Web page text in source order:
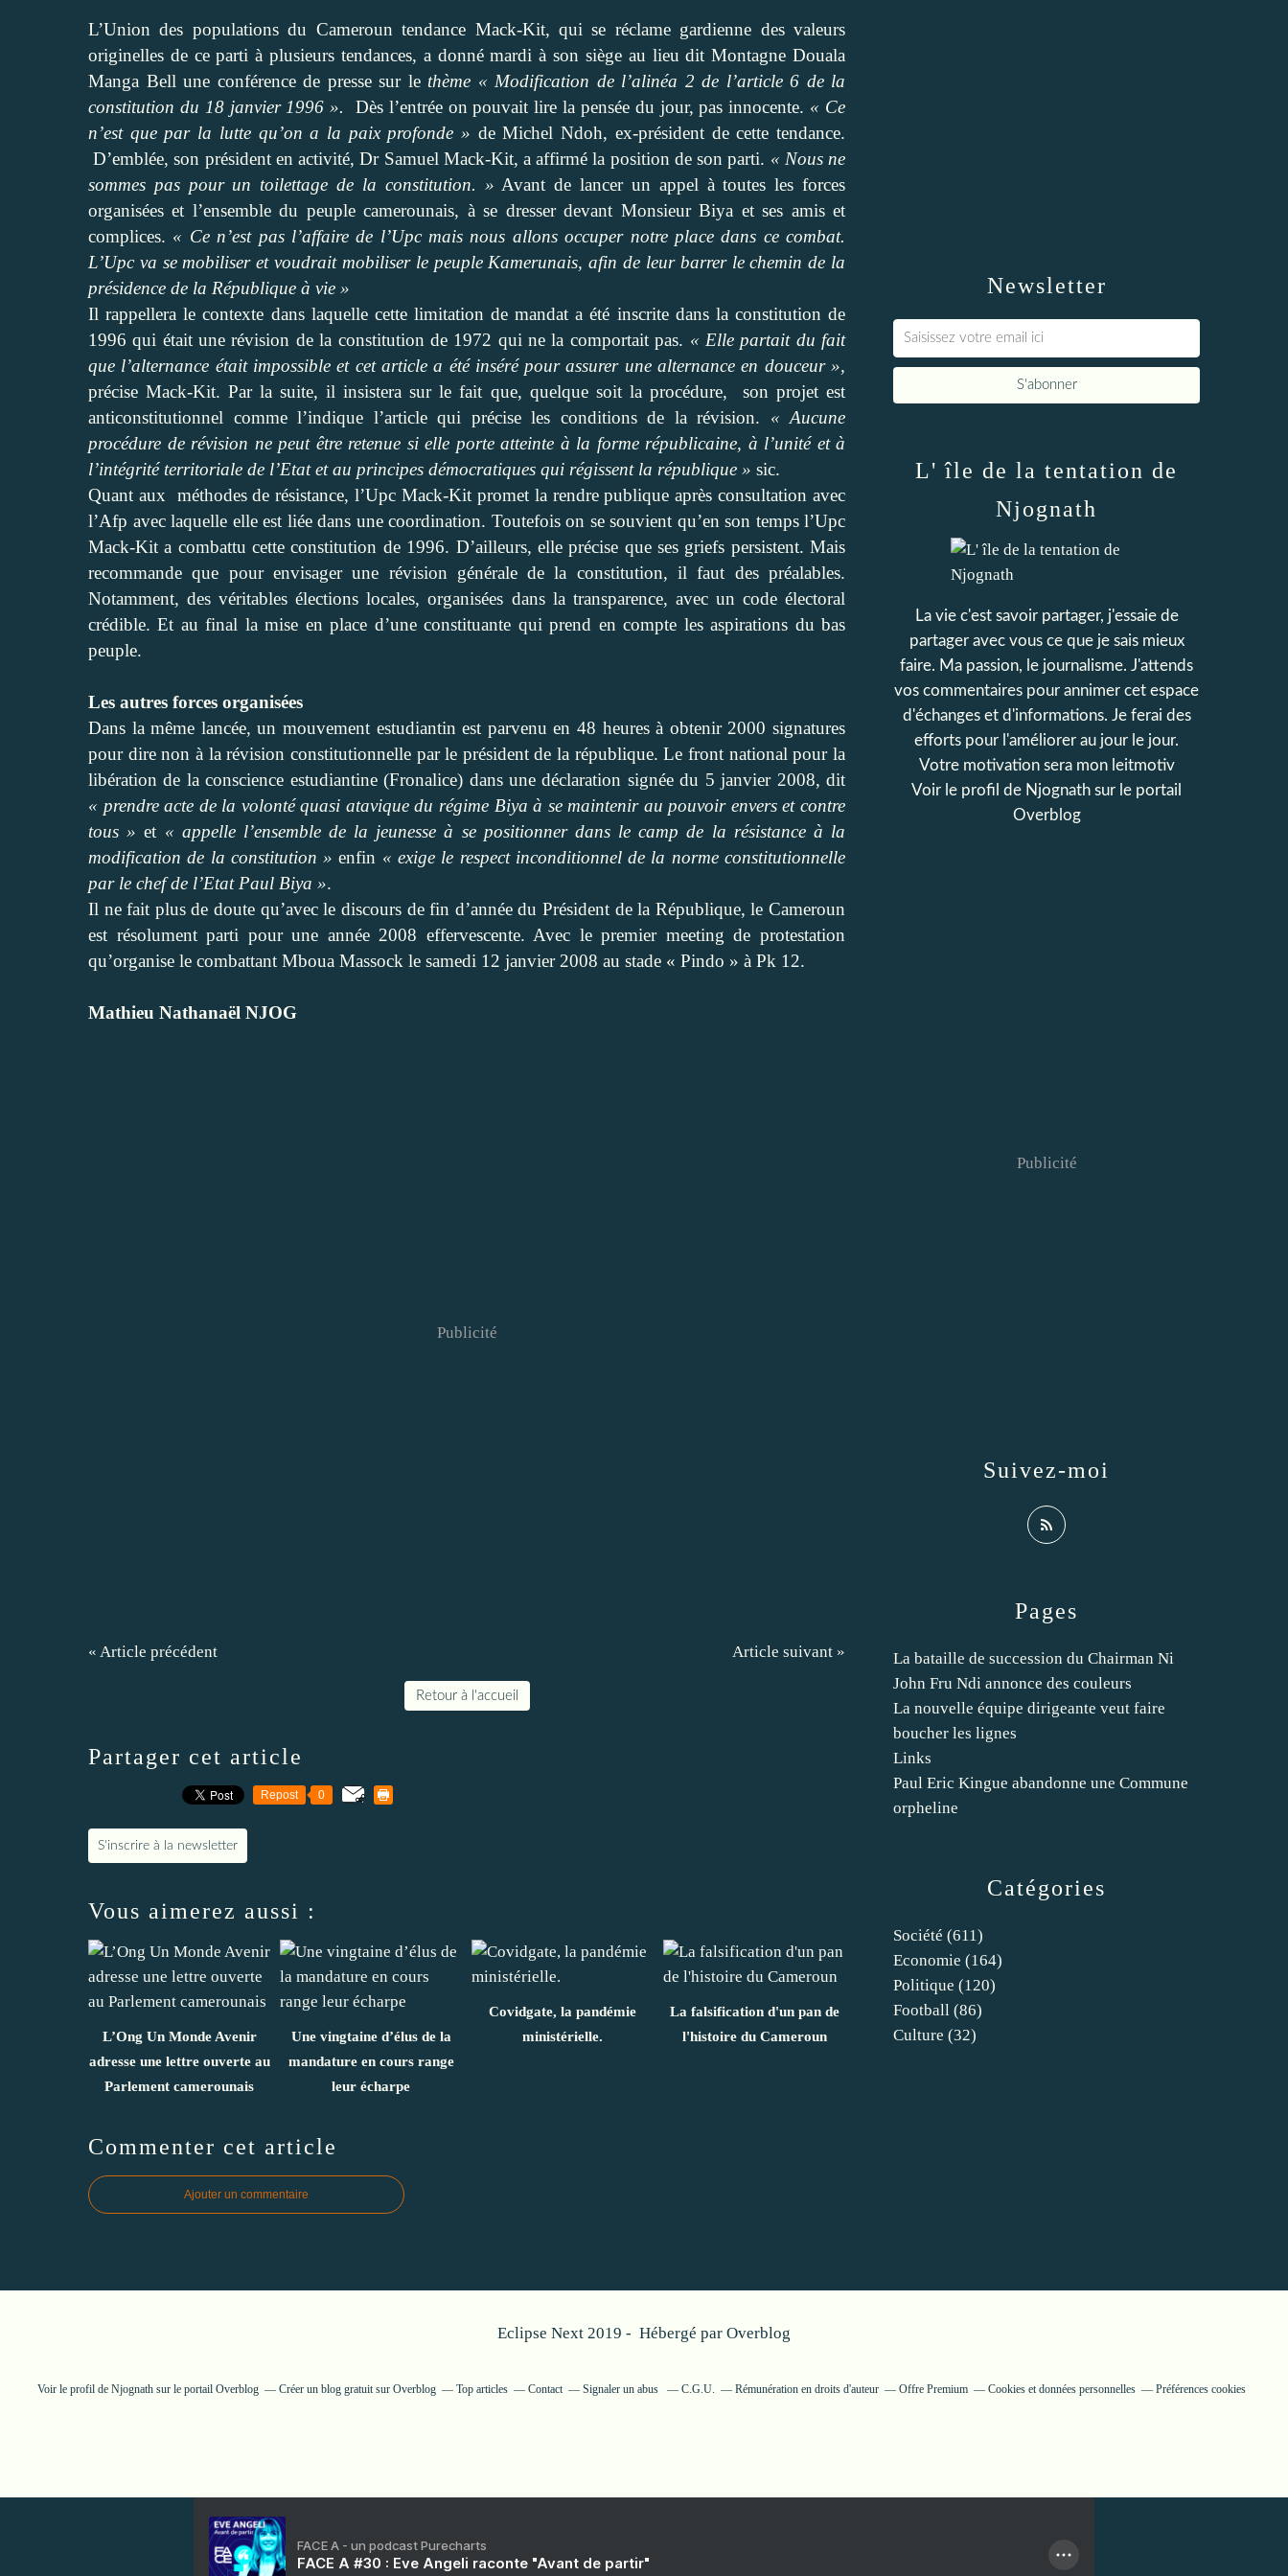
L’Union des populations du Cameroun tendance Mack-Kit, qui se réclame gardienne des valeurs
originelles de ce parti à plusieurs tendances, a donné mardi à son siège au lieu dit Montagne Douala
Manga Bell une conférence de presse sur le thème « Modification de l’alinéa 2 de l’article 6 de la
constitution du 18 janvier 1996 ».
Dès l’entrée on pouvait lire la pensée du jour, pas innocente. « Ce
n’est que par la lutte qu’on a la paix profonde » de Michel Ndoh, ex-président de cette tendance.
D’emblée, son président en activité, Dr Samuel Mack-Kit, a affirmé la position de son parti. « Nous ne
sommes pas pour un toilettage de la constitution. » Avant de lancer un appel à toutes les forces
organisées et l’ensemble du peuple camerounais, à se dresser devant Monsieur Biya et ses amis et
complices. « Ce n’est pas l’affaire de l’Upc mais nous allons occuper notre place dans ce combat.
L’Upc va se mobiliser et voudrait mobiliser le peuple Kamerunais, afin de leur barrer le chemin de la
présidence de la République à vie »
Il rappellera le contexte dans laquelle cette limitation de mandat a été inscrite dans la constitution de
1996 qui était une révision de la constitution de 1972 qui ne la comportait pas. « Elle partait du fait
que l’alternance était impossible et cet article a été inséré pour assurer une alternance en douceur »,
précise Mack-Kit. Par la suite, il insistera sur le fait que, quelque soit la procédure,
son projet est
anticonstitutionnel comme l’indique l’article qui précise les conditions de la révision. « Aucune
procédure de révision ne peut être retenue si elle porte atteinte à la forme républicaine, à l’unité et à
l’intégrité territoriale de l’Etat et au principes démocratiques qui régissent la république » sic.
Quant aux
méthodes de résistance, l’Upc Mack-Kit promet la rendre publique après consultation avec
l’Afp avec laquelle elle est liée dans une coordination. Toutefois on se souvient qu’en son temps l’Upc
Mack-Kit a combattu cette constitution de 1996. D’ailleurs, elle précise que ses griefs persistent. Mais
recommande que pour envisager une révision générale de la constitution, il faut des préalables.
Notamment, des véritables élections locales, organisées dans la transparence, avec un code électoral
crédible. Et au final la mise en place d’une constituante qui prend en compte les aspirations du bas
peuple.
Les autres forces organisées
Dans la même lancée, un mouvement estudiantin est parvenu en 48 heures à obtenir 2000 signatures
pour dire non à la révision constitutionnelle par le président de la république. Le front national pour la
libération de la conscience estudiantine (Fronalice) dans une déclaration signée du 5 janvier 2008, dit
« prendre acte de la volonté quasi atavique du régime Biya à se maintenir au pouvoir envers et contre
tous » et « appelle l’ensemble de la jeunesse à se positionner dans le camp de la résistance à la
modification de la constitution » enfin « exige le respect inconditionnel de la norme constitutionnelle
par le chef de l’Etat Paul Biya ».
Il ne fait plus de doute qu’avec le discours de fin d’année du Président de la République, le Cameroun
est résolument parti pour une année 2008 effervescente. Avec le premier meeting de protestation
qu’organise le combattant Mboua Massock le samedi 12 janvier 2008 au stade « Pindo » à Pk 12.
Mathieu Nathanaël NJOG
Publicité
« Article précédent Article suivant »
Retour à l'accueil
Partager cet article
Repost 0
S'inscrire à la newsletter
Vous aimerez aussi :
L’Ong Un Monde Avenir
adresse une lettre ouverte au
Parlement camerounais
Une vingtaine d’élus de la
mandature en cours range
leur écharpe
Covidgate, la pandémie
ministérielle.
La falsification d'un pan de
l'histoire du Cameroun
Commenter cet article
Ajouter un commentaire
Newsletter
Catégories
Société (611)
Economie (164)
Politique (120)
Football (86)
Culture (32)
Pages
La bataille de succession du Chairman Ni
John Fru Ndi annonce des couleurs
La nouvelle équipe dirigeante veut faire
boucher les lignes
Links
Paul Eric Kingue abandonne une Commune
orpheline
L' île de la tentation de
Njognath
La vie c'est savoir partager, j'essaie de
partager avec vous ce que je sais mieux
faire. Ma passion, le journalisme. J'attends
vos commentaires pour annimer cet espace
d'échanges et d'informations. Je ferai des
efforts pour l'améliorer au jour le jour.
Votre motivation sera mon leitmotiv
Voir le profil de Njognath sur le portail
Overblog
Suivez-moi
Publicité
Eclipse Next 2019 - Hébergé par Overblog
Voir le profil de Njognathsur le portail Overblog Créer un blog gratuit sur Overblog Top articles Contact Signaler un abus C.G.U. Rémunération en droits d'auteur Offre Premium Cookies et données personnelles Préférences cookies
FACE A - un podcast Purecharts
FACE A #30 : Eve Angeli raconte "Avant de partir"